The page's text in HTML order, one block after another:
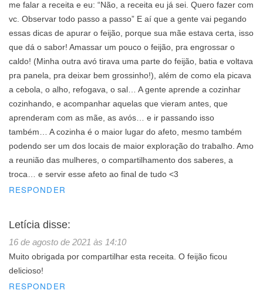
me falar a receita e eu: “Não, a receita eu já sei. Quero fazer com
vc. Observar todo passo a passo” E aí que a gente vai pegando
essas dicas de apurar o feijão, porque sua mãe estava certa, isso
que dá o sabor! Amassar um pouco o feijão, pra engrossar o
caldo! (Minha outra avó tirava uma parte do feijão, batia e voltava
pra panela, pra deixar bem grossinho!), além de como ela picava
a cebola, o alho, refogava, o sal… A gente aprende a cozinhar
cozinhando, e acompanhar aquelas que vieram antes, que
aprenderam com as mãe, as avós… e ir passando isso
também… A cozinha é o maior lugar do afeto, mesmo também
podendo ser um dos locais de maior exploração do trabalho. Amo
a reunião das mulheres, o compartilhamento dos saberes, a
troca… e servir esse afeto ao final de tudo <3
RESPONDER
Letícia disse:
16 de agosto de 2021 às 14:10
Muito obrigada por compartilhar esta receita. O feijão ficou
delicioso!
RESPONDER